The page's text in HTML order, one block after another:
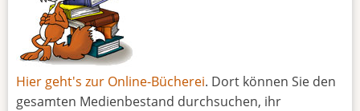
Hier geht's zur Online-Bücherei. Dort können Sie den
gesamten Medienbestand durchsuchen, ihr